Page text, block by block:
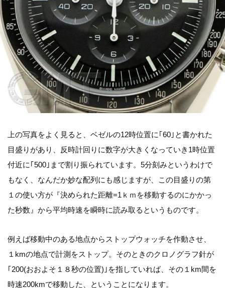
上の写真をよく見ると、ベゼルの12時位置に｢60｣と書かれた
目盛りがあり、反時計回りに数字が大きくなっていき1時位置
付近に｢500｣まで割り振られています。5分刻みというわけで
もなく、なんだか妙な配列にも感じますが、この目盛りの第
１の使い方が『決められた距離=1ｋｍを移動するのにかかっ
た秒数』から平均時速を瞬時に読み取るというものです。
例えば移動中のある地点からストップウォッチを作動させ、
１kmの地点で計測をストップ。そのときのクロノグラフ針が
｢200(おおよそ１８秒の位置)｣を指していれば、その１km間を
時速200kmで移動した、ということになります。